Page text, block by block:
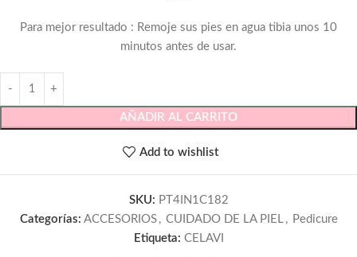
Para mejor resultado : Remoje sus pies en agua tibia unos 10
minutos antes de usar.
AÑADIR AL CARRITO
Add to wishlist
SKU: PT4IN1C182
Categorías: ACCESORIOS , CUIDADO DE LA PIEL , Pedicure
Etiqueta: CELAVI